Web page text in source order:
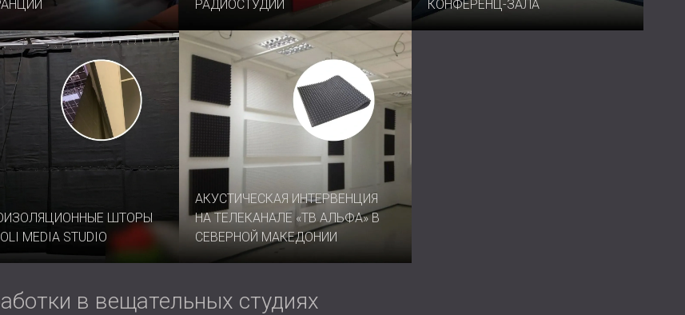
РАДИОСТУДИИ
КОНФЕРЕНЦ-ЗАЛА
ШТОРЫ
MEDIA STUDIO
АКУСТИЧЕСКАЯ ИНТЕРВЕНЦИЯ
НА ТЕЛЕКАНАЛЕ «ТВ АЛЬФА» В
СЕВЕРНОЙ МАКЕДОНИИ
в вещательных студиях